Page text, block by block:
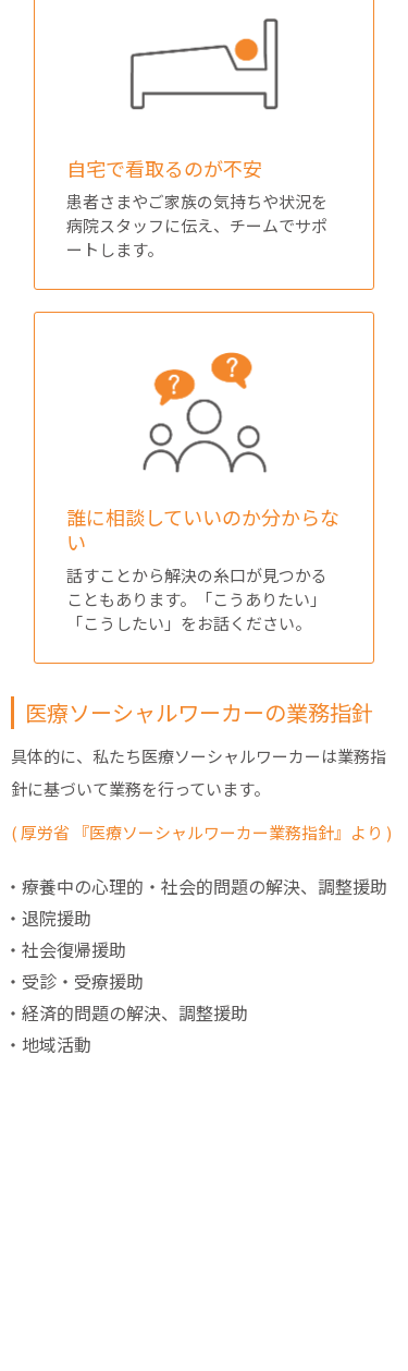
自宅で看取るのが不安
患者さまやご家族の気持ちや状況を
病院スタッフに伝え、チームでサポ
ートします。
誰に相談していいのか分からな
い
話すことから解決の糸口が見つかる
こともあります。「こうありたい」
「こうしたい」をお話ください。
医療ソーシャルワーカーの業務指針
具体的に、私たち医療ソーシャルワーカーは業務指
針に基づいて業務を行っています。
( 厚労省 『医療ソーシャルワーカー業務指針』より )
・療養中の心理的・社会的問題の解決、調整援助
・退院援助
・社会復帰援助
・受診・受療援助
・経済的問題の解決、調整援助
・地域活動